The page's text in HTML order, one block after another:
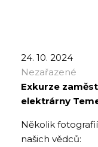
24. 10. 2024
Nezařazené
Exkurze
elektrárny
Několik
našich vědců: